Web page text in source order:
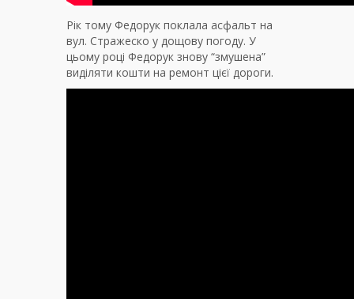
Рік тому Федорук поклала асфальт на
вул. Стражеско у дощову погоду. У
цьому році Федорук знову “змушена”
виділяти кошти на ремонт цієї дороги.